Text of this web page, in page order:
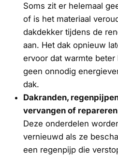
Soms zit er helemaal
of is het materiaal
dakdekker tijdens de
aan. Het dak opnieuw
ervoor dat warmte
geen onnodig
dak.
Dakranden,
vervangen of repareren
Deze onderdelen
vernieuwd als ze
een regenpijp die